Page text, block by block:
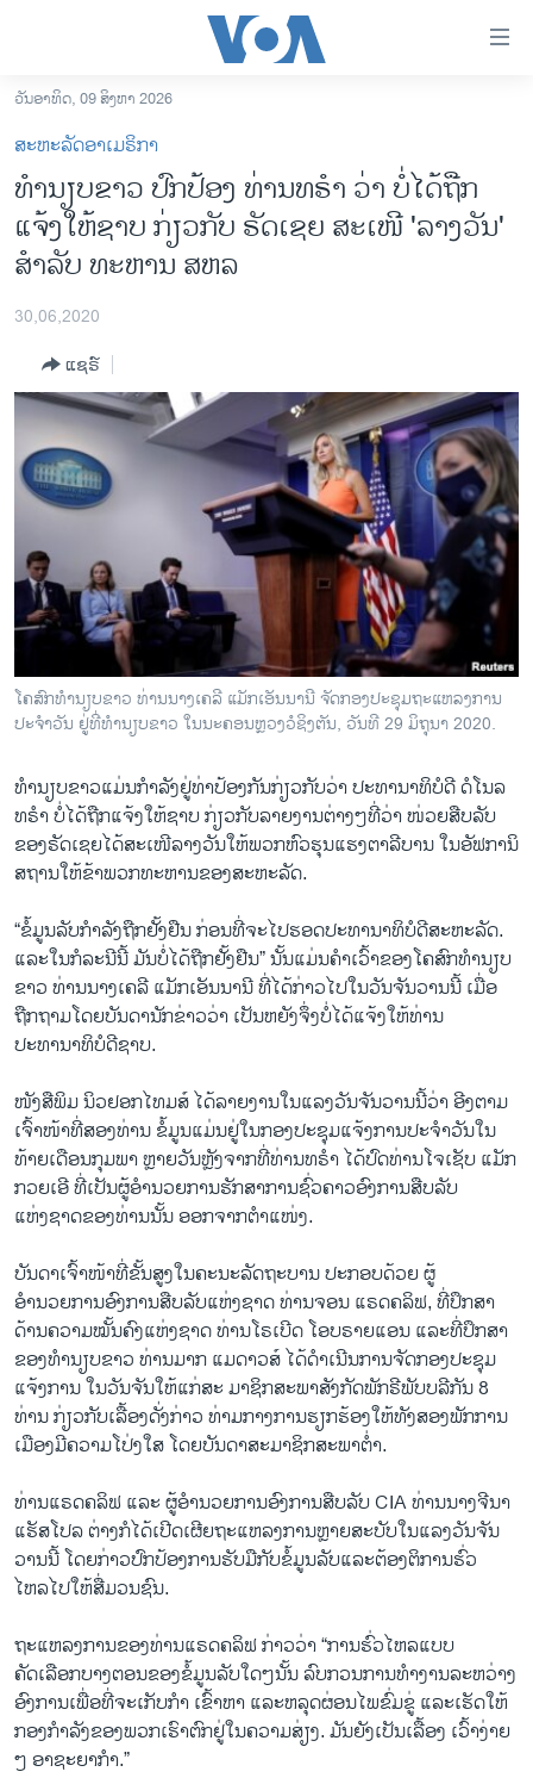
ເຂົ້າ
ຫາ
ຂ້າມ
ຂ້າມ
ໄປ
ຫາ
ຊອກ
ລາວ
ອາເມຣິກາ
ການເລືອກຕັ້ງ ປະທານາທີບໍດີ ສະຫະລັດ 2024
ອິດສະຫຼະພາບດ້ານການຂ່າວ
ຊີວິດຊາວລາວ
ຊຸມຊົນຊາວລາວ
ວິທະຍາສາດ-ເທັກໂນໂລຈີ
ທຸລະກິດ
ພາສາອັງກິດ
ວີດີໂອ
ສຽງ
ລາຍງານ
ຕິດຕາມພວກເຮົາ ທີ່
ວັນອາທິດ, 09 ສິງຫາ 2026
ສະຫະລັດອາເມຣິກາ
ທຳນຽບຂາວ ປົກປ້ອງ ທ່ານທຣຳ ວ່າ ບໍ່ໄດ້ຖືກ
ແຈ້ງໃຫ້ຊາບ ກ່ຽວກັບ ຣັດເຊຍ ສະເໜີ 'ລາງວັນ'
ສຳລັບ ທະຫານ ສຫລ
30,06,2020
ແຊຣ໌
ໂຄສົກທຳນຽບຂາວ ທ່ານນາງເຄລີ ແມັກເອັນນານີ ຈັດກອງປະຊຸມຖະແຫລງການ
ປະຈຳວັນ ຢູ່ທີ່ທຳນຽບຂາວ ໃນນະຄອນຫຼວງວໍຊິງຕັນ, ວັນທີ 29 ມິຖຸນາ 2020.
ທຳນຽບຂາວແມ່ນກຳລັງຢູ່ທ່າປ້ອງກັນກ່ຽວກັບວ່າ ປະທານາທິບໍດີ ດໍໂນລ
ທຣຳ ບໍ່ໄດ້ຖືກແຈ້ງໃຫ້ຊາບ ກ່ຽວກັບລາຍງານຕ່າງໆທີ່ວ່າ ໜ່ວຍສືບລັບ
ຂອງຣັດເຊຍໄດ້ສະເໜີລາງວັນໃຫ້ພວກຫົວຮຸນແຮງຕາລີບານ ໃນອັຟການິ
ສຖານໃຫ້ຂ້າພວກທະຫານຂອງສະຫະລັດ.
“ຂໍ້ມູນລັບກໍາລັງຖືກຢັ້ງຢືນ ກ່ອນທີ່ຈະໄປຮອດປະທານາທິບໍດີສະຫະລັດ.
ແລະໃນກໍລະນີນີ້ ມັນບໍ່ໄດ້ຖືກຢັ້ງຢືນ” ນັ້ນແມ່ນຄຳເວົ້າຂອງໂຄສົກທຳນຽບ
ຂາວ ທ່ານນາງເຄລີ ແມັກເອັນນານີ ທີ່ໄດ້ກ່າວໄປໃນວັນຈັນວານນີ້ ເມື່ອ
ຖືກຖາມໂດຍບັນດານັກຂ່າວວ່າ ເປັນຫຍັງຈຶ່ງບໍ່ໄດ້ແຈ້ງໃຫ້ທ່ານ
ປະທານາທິບໍດີຊາບ.
ໜັງສືພິມ ນິວຢອກໄທມສ໌ ໄດ້ລາຍງານໃນແລງວັນຈັນວານນີ້ວ່າ ອີງຕາມ
ເຈົ້າໜ້າທີ່ສອງທ່ານ ຂໍ້ມູນແມ່ນຢູ່ໃນກອງປະຊຸມແຈ້ງການປະຈຳວັນໃນ
ທ້າຍເດືອນກຸມພາ ຫຼາຍວັນຫຼັງຈາກທີ່ທ່ານທຣຳ ໄດ້ປົດທ່ານໂຈເຊັບ ແມັກ
ກວຍເອີ ທີ່ເປັນຜູ້ອຳນວຍການຮັກສາການຊົ່ວຄາວອົງການສືບລັບ
ແຫ່ງຊາດຂອງທ່ານນັ້ນ ອອກຈາກຕຳແໜ່ງ.
ບັນດາເຈົ້າໜ້າທີ່ຂັ້ນສູງໃນຄະນະລັດຖະບານ ປະກອບດ້ວຍ ຜູ້
ອຳນວຍການອົງການສືບລັບແຫ່ງຊາດ ທ່ານຈອນ ແຣດຄລິຟ, ທີ່ປຶກສາ
ດ້ານຄວາມໝັ້ນຄົງແຫ່ງຊາດ ທ່ານໂຣເບີດ ໂອບຣາຍແອນ ແລະທີ່ປຶກສາ
ຂອງທຳນຽບຂາວ ທ່ານມາກ ແມດາວສ໌ ໄດ້ດຳເນີນການຈັດກອງປະຊຸມ
ແຈ້ງການ ໃນວັນຈັນໃຫ້ແກ່ສະ ມາຊິກສະພາສັງກັດພັກຣີພັບບລີກັນ 8
ທ່ານ ກ່ຽວກັບເລື້ອງດັ່ງກ່າວ ທ່າມກາງການຮຽກຮ້ອງໃຫ້ທັງສອງພັກການ
ເມືອງມີຄວາມໂປ່ງໃສ ໂດຍບັນດາສະມາຊິກສະພາຕ່ຳ.
ທ່ານແຣດຄລິຟ ແລະ ຜູ້ອຳນວຍການອົງການສືບລັບ CIA ທ່ານນາງຈີນາ
ແຮັສໂປລ ຕ່າງກໍໄດ້ເປີດເຜີຍຖະແຫລງການຫຼາຍສະບັບໃນແລງວັນຈັນ
ວານນີ້ ໂດຍກ່າວປົກປ້ອງການຮັບມືກັບຂໍ້ມູນລັບແລະຕ້ອງຕິການຮົ່ວ
ໄຫລໄປໃຫ້ສື່ມວນຊົນ.
ຖະແຫລງການຂອງທ່ານແຣດຄລິຟ ກ່າວວ່າ “ການຮົ່ວໄຫລແບບ
ຄັດເລືອກບາງຕອນຂອງຂໍ້ມູນລັບໃດໆນັ້ນ ລົບກວນການທຳງານລະຫວ່າງ
ອົງການເພື່ອທີ່ຈະເກັບກຳ ເຂົ້າຫາ ແລະຫລຸດຜ່ອນໄພຂົ່ມຂູ່ ແລະເຮັດໃຫ້
ກອງກຳລັງຂອງພວກເຮົາຕົກຢູ່ໃນຄວາມສ່ຽງ. ມັນຍັງເປັນເລື້ອງ ເວົ້າງ່າຍ
ໆ ອາຊະຍາກຳ.”